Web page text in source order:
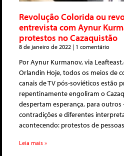
Revolução Colorida ou
entrevista com Aynur
protestos no Cazaquistão
8 de janeiro de 2022 1 comentário
Por Aynur Kurmanov, via
Orlandin Hoje, todos os meios de
canais de TV pós-soviéticos estão
repentinamente engoliram o
despertam esperança, para outros
contradições e diferentes
acontecendo: protestos de
Leia mais »